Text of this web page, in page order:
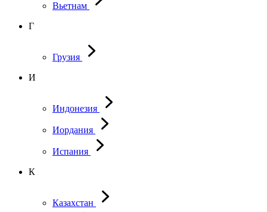
Вьетнам
Г
Грузия
И
Индонезия
Иордания
Испания
К
Казахстан